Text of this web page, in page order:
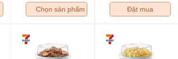
Chọn sản phẩm Đặt mua